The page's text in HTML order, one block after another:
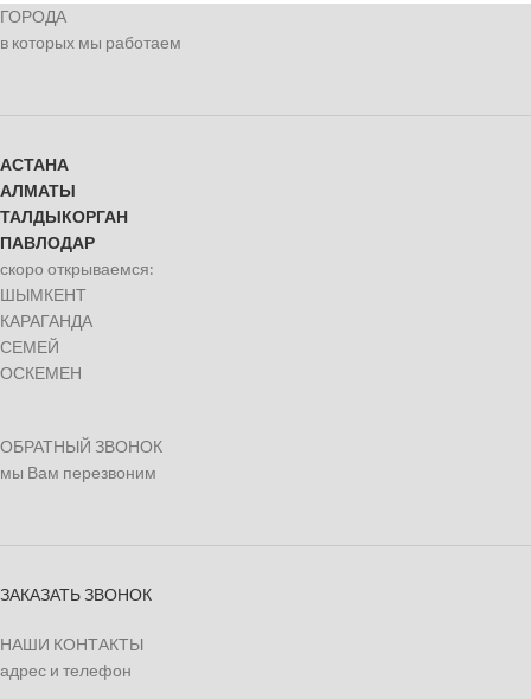
ГОРОДА
в которых мы работаем
АСТАНА
АЛМАТЫ
ТАЛДЫКОРГАН
ПАВЛОДАР
скоро открываемся:
ШЫМКЕНТ
КАРАГАНДА
СЕМЕЙ
ОСКЕМЕН
ОБРАТНЫЙ ЗВОНОК
мы Вам перезвоним
ЗАКАЗАТЬ ЗВОНОК
НАШИ КОНТАКТЫ
адрес и телефон